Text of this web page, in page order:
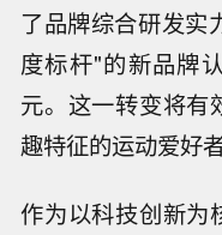
了品牌综合研发实
度标杆"的新品牌
元。这一转变将有
趣特征的运动爱好
作为以科技创新为